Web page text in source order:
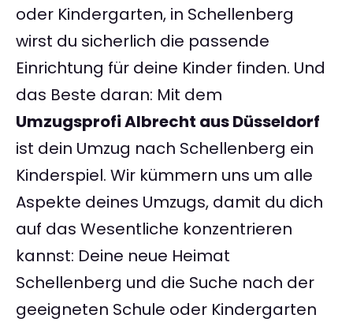
oder Kindergarten, in Schellenberg
wirst du sicherlich die passende
Einrichtung für deine Kinder finden. Und
das Beste daran: Mit dem
Umzugsprofi Albrecht aus Düsseldorf
ist dein Umzug nach Schellenberg ein
Kinderspiel. Wir kümmern uns um alle
Aspekte deines Umzugs, damit du dich
auf das Wesentliche konzentrieren
kannst: Deine neue Heimat
Schellenberg und die Suche nach der
geeigneten Schule oder Kindergarten